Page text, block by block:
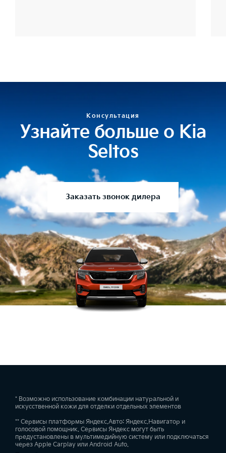
Консультация
Узнайте больше о Kia
Seltos
Заказать звонок дилера
* Возможно использование комбинации натуральной и
искусственной кожи для отделки отдельных элементов
** Сервисы платформы Яндекс.Авто: Яндекс.Навигатор и
голосовой помощник. Сервисы Яндекс могут быть
предустановлены в мультимедийную систему или подключаться
через Apple Carplay или Android Auto.